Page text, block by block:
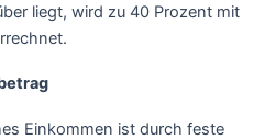
liegt, wird zu 40 Prozent mit
Einkommen ist durch feste